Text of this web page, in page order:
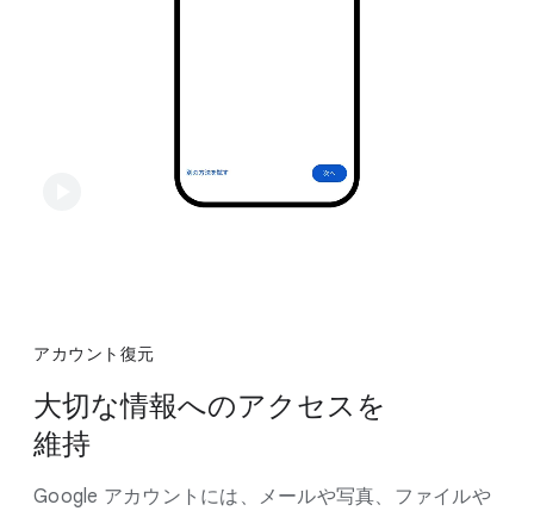
アカウント復元
大切な​情報への​アクセスを
維持
Google アカウントには、​メールや​写真、​ファイルや​